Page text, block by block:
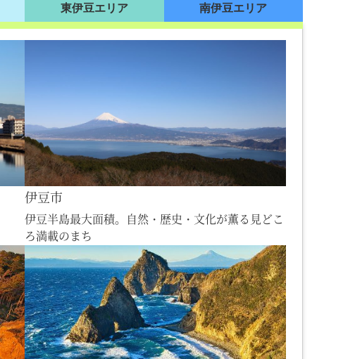
東伊豆エリア 南伊豆エリア
伊豆市
伊豆半島最大面積。自然・歴史・文化が薫る見どこ
ろ満載のまち